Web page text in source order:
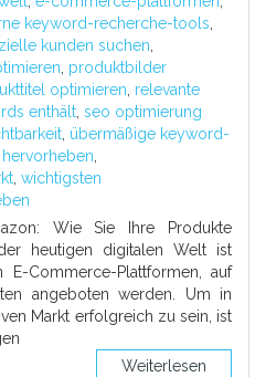
keyword-recherche-tools
kunden suchen
produktbilder
optimieren relevante
enthält seo optimierung
übermäßige keyword-
wichtigsten
Wie Sie Ihre Produkte
heutigen digitalen Welt ist
Commerce-Plattformen, auf
angeboten werden. Um in
Markt erfolgreich zu sein, ist
Weiterlesen